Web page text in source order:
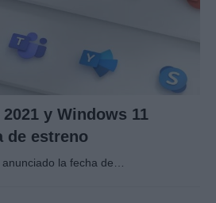
y Windows 11
de estreno
la fecha de…